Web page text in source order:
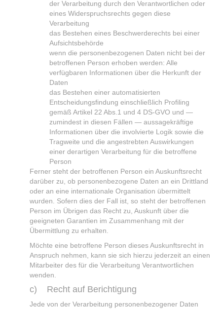
der Verarbeitung durch den Verantwortlichen oder
eines Widerspruchsrechts gegen diese
Verarbeitung
das Bestehen eines Beschwerderechts bei einer
Aufsichtsbehörde
wenn die personenbezogenen Daten nicht bei der
betroffenen Person erhoben werden: Alle
verfügbaren Informationen über die Herkunft der
Daten
das Bestehen einer automatisierten
Entscheidungsfindung einschließlich Profiling
gemäß Artikel 22 Abs.1 und 4 DS-GVO und —
zumindest in diesen Fällen — aussagekräftige
Informationen über die involvierte Logik sowie die
Tragweite und die angestrebten Auswirkungen
einer derartigen Verarbeitung für die betroffene
Person
Ferner steht der betroffenen Person ein Auskunftsrecht
darüber zu, ob personenbezogene Daten an ein Drittland
oder an eine internationale Organisation übermittelt
wurden. Sofern dies der Fall ist, so steht der betroffenen
Person im Übrigen das Recht zu, Auskunft über die
geeigneten Garantien im Zusammenhang mit der
Übermittlung zu erhalten.
Möchte eine betroffene Person dieses Auskunftsrecht in
Anspruch nehmen, kann sie sich hierzu jederzeit an einen
Mitarbeiter des für die Verarbeitung Verantwortlichen
wenden.
c) Recht auf Berichtigung
Jede von der Verarbeitung personenbezogener Daten